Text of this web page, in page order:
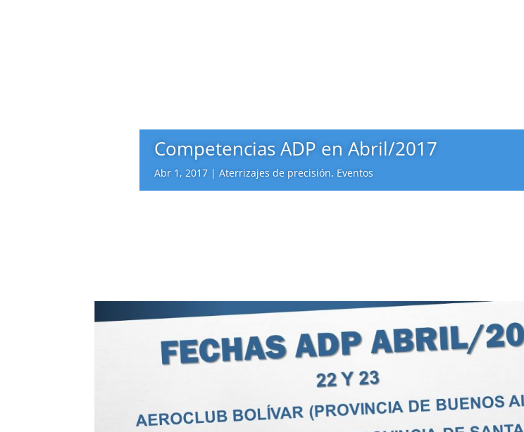
Competencias ADP en Abril/2017
Abr 1, 2017| Aterrizajes de precisión, Eventos